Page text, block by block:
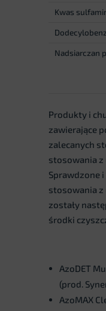
Kwas
Nadsiarczan
Produkty i
zawierające
zalecanych
stosowania z
Sprawdzone
stosowania z
zostały
środki
AzoDET
(prod.
AzoMAX